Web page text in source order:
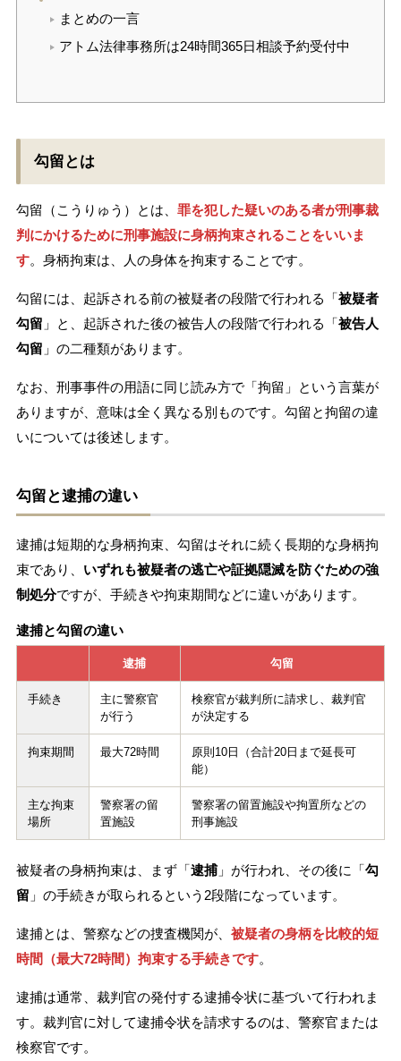
まとめの一言
アトム法律事務所は24時間365日相談予約受付中
勾留とは
勾留（こうりゅう）とは、 罪を犯した疑いのある者が刑事裁
判にかけるために刑事施設に身柄拘束されることをいいま
す。身柄拘束は、人の身体を拘束することです。
勾留には、起訴される前の被疑者の段階で行われる「被疑者
勾留 」と、起訴された後の被告人の段階で行われる「被告人
勾留 」の二種類があります。
なお、刑事事件の用語に同じ読み方で「拘留」という言葉が
ありますが、意味は全く異なる別ものです。勾留と拘留の違
いについては後述します。
勾留と逮捕の違い
逮捕は短期的な身柄拘束、勾留はそれに続く長期的な身柄拘
束であり、 いずれも被疑者の逃亡や証拠隠滅を防ぐための強
制処分ですが、手続きや拘束期間などに違いがあります。
逮捕と勾留の違い
逮捕 勾留
手続き
主に警察官
が行う
検察官が裁判所に請求し、裁判官
が決定する
拘束期間 最大72時間
原則10日（合計20日まで延長可
能）
主な拘束
場所
警察署の留
置施設
警察署の留置施設や拘置所などの
刑事施設
被疑者の身柄拘束は、まず「逮捕」が行われ、その後に「勾
留 」の手続きが取られるという2段階になっています。
逮捕とは、警察などの捜査機関が、 被疑者の身柄を比較的短
時間（最大72時間）拘束する手続きです。
逮捕は通常、裁判官の発付する逮捕令状に基づいて行われま
す。裁判官に対して逮捕令状を請求するのは、警察官または
検察官です。